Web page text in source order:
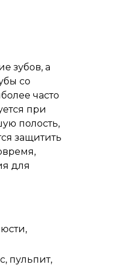
зубов, а
со
часто
при
полость,
защитить
для
пульпит,